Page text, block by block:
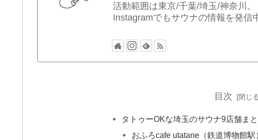
活動範囲は東京/千葉/埼玉/神奈川。
Instagramでもサウナの情報を発信
目次
タトゥーOKな埼玉のサウナ9店舗まと
おふろcafe utatane（鉄道博物館駅